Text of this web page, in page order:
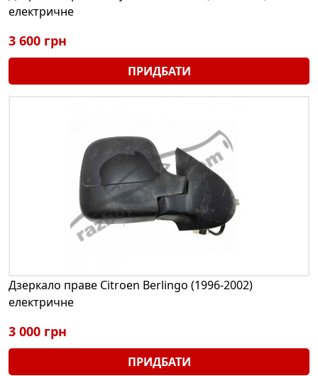
електричне
3 600 грн
ПРИДБАТИ
Дзеркало праве Citroen Berlingo (1996-2002)
електричне
3 000 грн
ПРИДБАТИ